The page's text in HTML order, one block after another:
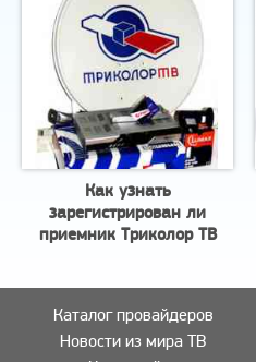
Как узнать
зарегистрирован ли
приемник Триколор ТВ
Каталог провайдеров
Новости из мира ТВ